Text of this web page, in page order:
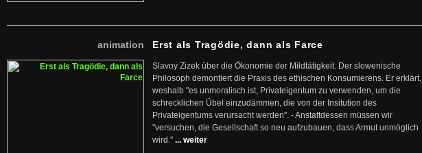
animation Erst als Tragödie, dann als Farce
Slavoy Zizek über die Ökonomie der Mildtätigkeit. Der slowenische
Philosoph demontiert die Praxis des ethischen Konsumierens. Er erklärt,
weshalb "es unmoralisch ist, Privateigentum zu verwenden, um die
schrecklichen Übel einzudämmen, die von der Insitution des
Privateigentums verursacht werden". - Anstattdessen müssen wir
"versuchen, die Gesellschaft so neu aufzubauen, dass Armut unmöglich
wird." ... weiter